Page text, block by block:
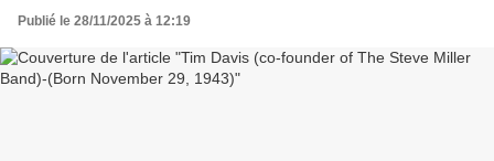
Publié le 28/11/2025 à 12:19